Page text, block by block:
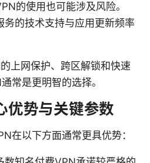
的使用也可能涉及风险。
务的技术支持与应用更新频率
上网保护、跨区解锁和快速
常是更明智的选择。
优势与关键参数
在以下方面通常更具优势：